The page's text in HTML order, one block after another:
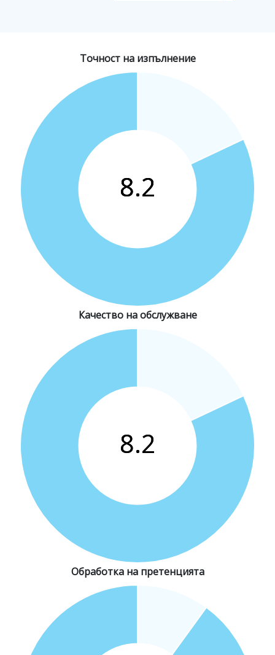
Точност на изпълнение
Качество на обслужване
Обработка на претенцията